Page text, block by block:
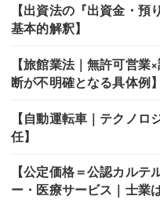
【出資法の『出資金・
基本的解釈】
【旅館業法｜無許可営
断が不明確となる具体例】
【自動運転車｜テクノ
任】
【公定価格＝公認カル
ー・医療サービス｜士業